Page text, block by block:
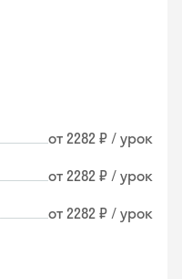
от 2282 ₽ / урок
от 2282 ₽ / урок
от 2282 ₽ / урок